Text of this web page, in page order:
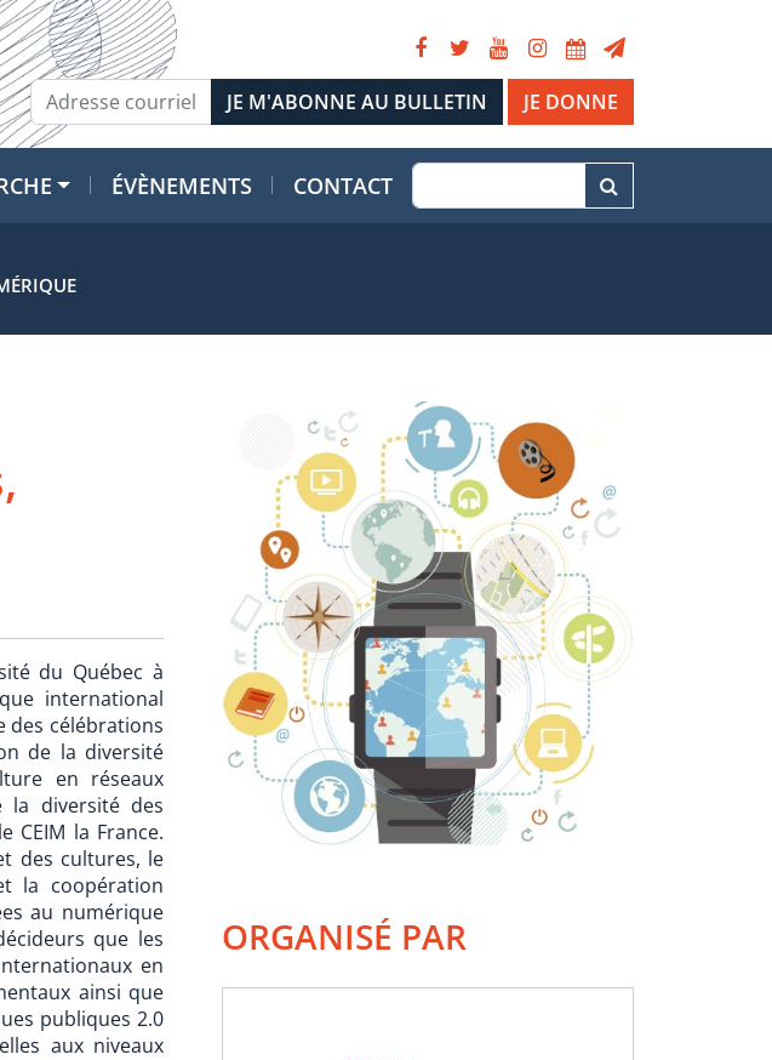
JE DONNE
ÉVÈNEMENTS CONTACT
du Québec à
international
des célébrations
de la diversité
en réseaux
la diversité des
CEIM la France.
des cultures, le
la coopération
au numérique
que les
en
ainsi que
publiques 2.0
aux niveaux
ORGANISÉ PAR